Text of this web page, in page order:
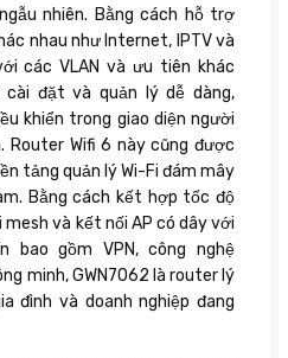
nhiên. Bằng cách hỗ trợ
nhau như Internet, IPTV và
các VLAN và ưu tiên khác
đặt và quản lý dễ dàng,
khiển trong giao diện người
Router Wifi 6 này cũng được
tảng quản lý Wi-Fi đám mây
Bằng cách kết hợp tốc độ
và kết nối AP có dây với
bao gồm VPN, công nghệ
minh, GWN7062 là router lý
đình và doanh nghiệp đang